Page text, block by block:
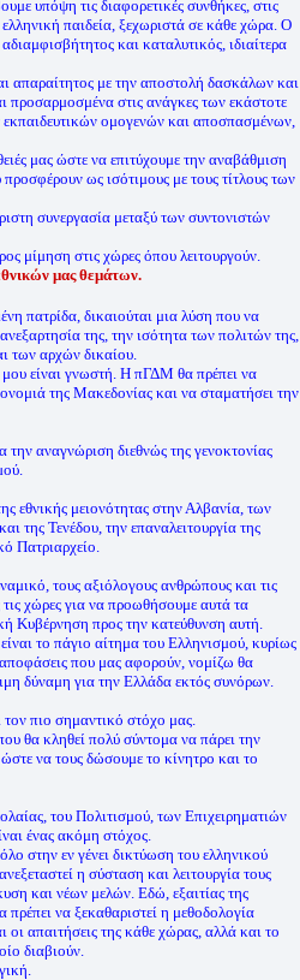
υπόψη τις διαφορετικές συνθήκες, στις
παιδεία, ξεχωριστά σε κάθε χώρα. Ο
και καταλυτικός, ιδιαίτερα
απαραίτητος με την αποστολή δασκάλων και
προσαρμοσμένα στις ανάγκες των εκάστοτε
ομογενών και αποσπασμένων,
μας ώστε να επιτύχουμε την αναβάθμιση
ως ισότιμους με τους τίτλους των
συνεργασία μεταξύ των συντονιστών
μίμηση στις χώρες όπου λειτουργούν.
μας θεμάτων.
πατρίδα, δικαιούται μια λύση που να
της, την ισότητα των πολιτών της,
των αρχών δικαίου.
είναι γνωστή. Η πΓΔΜ θα πρέπει να
της Μακεδονίας και να σταματήσει την
αναγνώριση διεθνώς της γενοκτονίας
εθνικής μειονότητας στην Αλβανία, των
της Τενέδου, την επαναλειτουργία της
Πατριαρχείο.
τους αξιόλογους ανθρώπους και τις
χώρες για να προωθήσουμε αυτά τα
Κυβέρνηση προς την κατεύθυνση αυτή.
το πάγιο αίτημα του Ελληνισμού, κυρίως
που μας αφορούν, νομίζω θα
δύναμη για την Ελλάδα εκτός συνόρων.
πιο σημαντικό στόχο μας.
θα κληθεί πολύ σύντομα να πάρει την
να τους δώσουμε το κίνητρο και το
του Πολιτισμού, των Επιχειρηματιών
ένας ακόμη στόχος.
στην εν γένει δικτύωση του ελληνικού
η σύσταση και λειτουργία τους
και νέων μελών. Εδώ, εξαιτίας της
να ξεκαθαριστεί η μεθοδολογία
απαιτήσεις της κάθε χώρας, αλλά και το
διαβιούν.